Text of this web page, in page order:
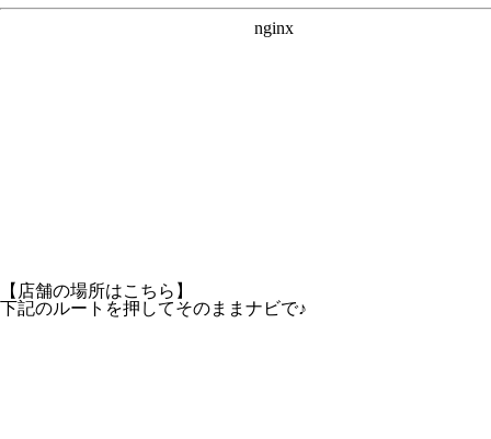
【店舗の場所はこちら】
下記のルートを押してそのままナビで♪